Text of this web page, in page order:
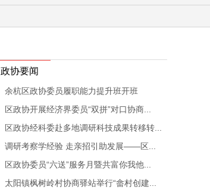
政协要闻
余杭区政协委员履职能力提升班开班
区政协开展经济界委员“双拼”对口协商...
区政协经科委赴多地调研科技成果转移转...
调研考察学经验 走亲招引助发展——区...
区政协委员“六送”服务月暨共富你我他...
太阳镇枫树岭村协商驿站举行“畲村创建...